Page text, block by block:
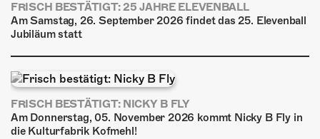
FRISCH BESTÄTIGT: 25 JAHRE ELEVENBALL
Am Samstag, 26. September 2026 findet das 25. Elevenball
Jubiläum statt
FRISCH BESTÄTIGT: NICKY B FLY
Am Donnerstag, 05. November 2026 kommt Nicky B Fly in
die Kulturfabrik Kofmehl!